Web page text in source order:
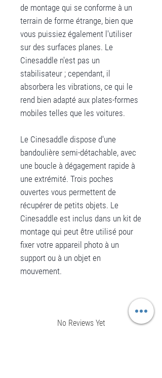
de montage qui se conforme à un
terrain de forme étrange, bien que
vous puissiez également l'utiliser
sur des surfaces planes. Le
Cinesaddle n'est pas un
stabilisateur ; cependant, il
absorbera les vibrations, ce qui le
rend bien adapté aux plates-formes
mobiles telles que les voitures.
Le Cinesaddle dispose d'une
bandoulière semi-détachable, avec
une boucle à dégagement rapide à
une extrémité. Trois poches
ouvertes vous permettent de
récupérer de petits objets. Le
Cinesaddle est inclus dans un kit de
montage qui peut être utilisé pour
fixer votre appareil photo à un
support ou à un objet en
mouvement.
No Reviews Yet